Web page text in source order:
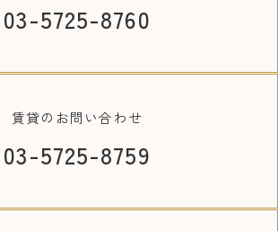
03-5725-8760
賃貸の お問い合わせ
03-5725-8759